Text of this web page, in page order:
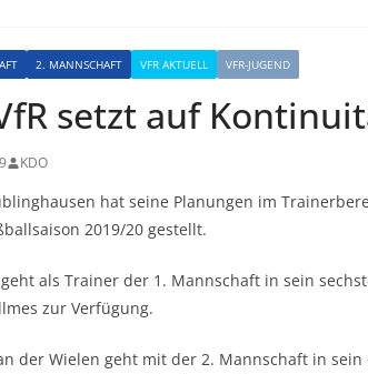
2. MANNSCHAFT VFR AKTUELL VFR-JUGEND
setzt auf
KDO
hat seine Planungen im
2019/20 gestellt.
als Trainer der 1. Mannschaft in sein
zur Verfügung.
der Wielen geht mit der 2. Mannschaft in